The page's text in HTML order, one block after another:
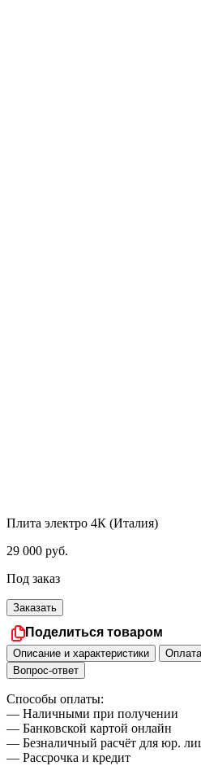
Плита электро 4К (Италия)
29 000 руб.
Под заказ
Заказать
Поделиться товаром
Описание и характеристики Оплата
Вопрос-ответ
Способы оплаты:
— Наличными при получении
— Банковской картой онлайн
— Безналичный расчёт для юр.
— Рассрочка и кредит